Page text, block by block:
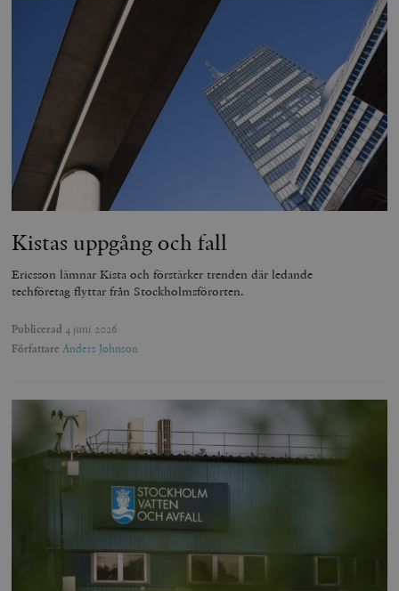
Kistas uppgång och fall
Ericsson lämnar Kista och förstärker trenden där ledande
techföretag flyttar från Stockholmsförorten.
Publicerad 4 juni 2026
Författare Anders Johnson